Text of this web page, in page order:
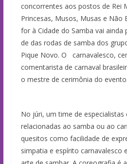
concorrentes aos postos de Rei
Princesas, Musos, Musas e Não
for à Cidade do Samba vai
de das rodas de samba dos
Pique Novo. O carnavalesco,
comentarista de carnaval
o mestre de cerimônia do evento.
No júri, um time de especialistas
relacionadas ao samba ou ao
quesitos como facilidade de
simpatia e espírito carnavalesco